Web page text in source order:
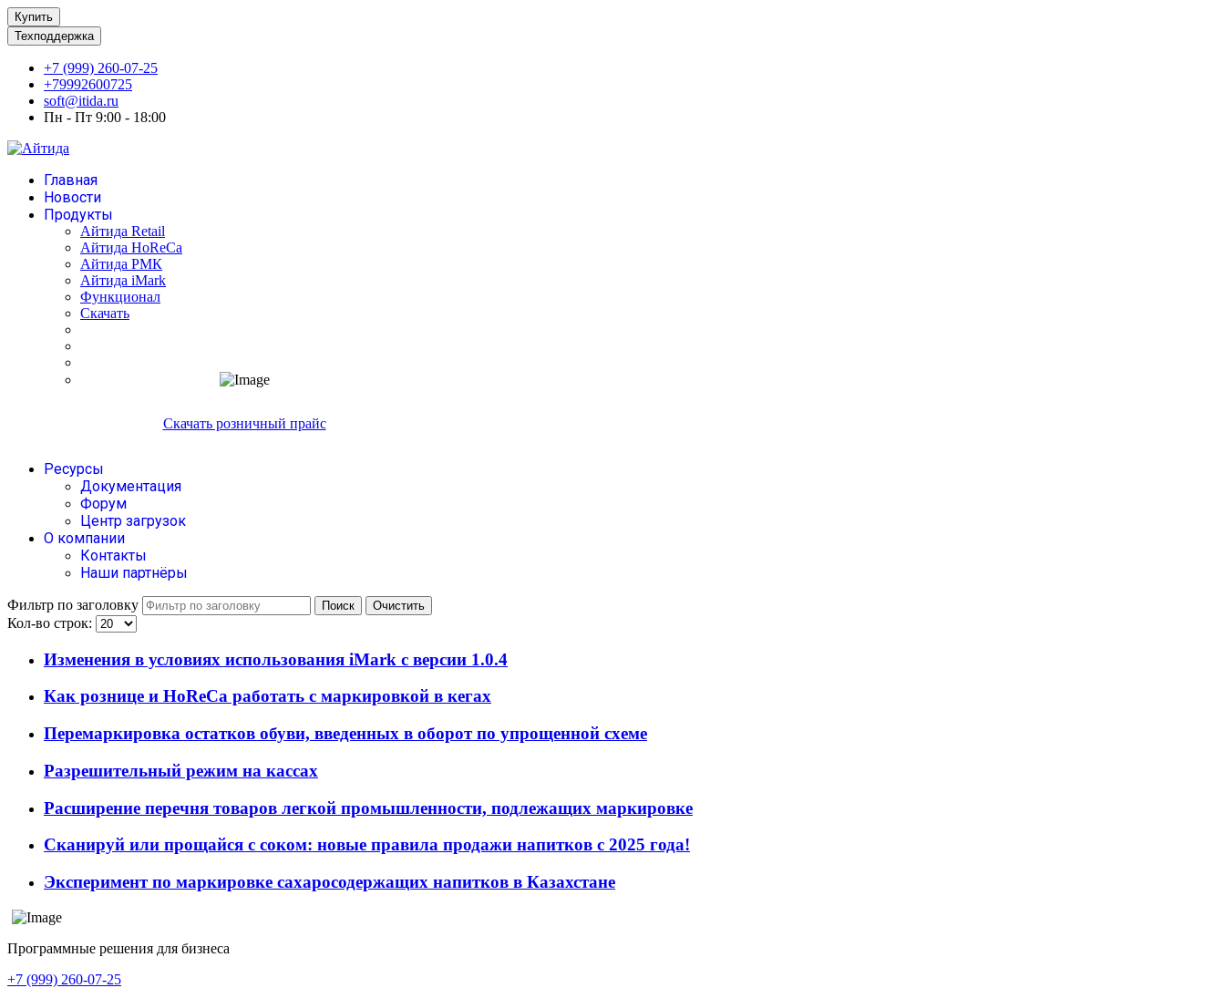
Купить
Техподдержка
+7 (999) 260-07-25
+79992600725
soft@itida.ru
Пн - Пт 9:00 - 18:00
Главная
Новости
Продукты
Айтида Retail
Айтида HoReCa
Айтида РМК
Айтида iMark
Функционал
Скачать
Скачать розничный прайс
Ресурсы
Документация
Форум
Центр загрузок
О компании
Контакты
Наши партнёры
Фильтр по заголовку Поиск Очистить
Кол-во строк:
Изменения в условиях использования iMark с версии 1.0.4
Как рознице и HoReCa работать с маркировкой в кегах
Перемаркировка остатков обуви, введенных в оборот по упрощенной схеме
Разрешительный режим на кассах
Расширение перечня товаров легкой промышленности, подлежащих маркировке
Сканируй или прощайся с соком: новые правила продажи напитков с 2025 года!
Эксперимент по маркировке сахаросодержащих напитков в Казахстане
Программные решения для бизнеса
+7 (999) 260-07-25